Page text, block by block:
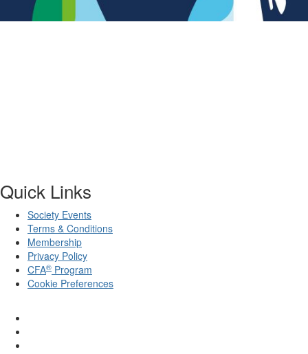
Quick Links
Society Events
Terms & Conditions
Membership
Privacy Policy
CFA® Program
Cookie Preferences